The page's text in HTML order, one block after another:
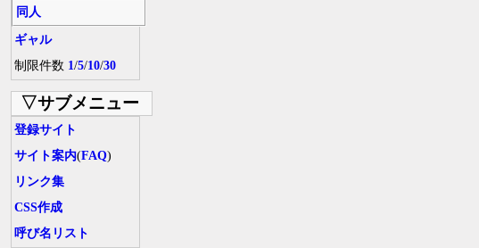
同人
ギャル
制限件数 1/5/10/30
▽サブメニュー
登録サイト
サイト案内(FAQ)
リンク集
CSS作成
呼び名リスト